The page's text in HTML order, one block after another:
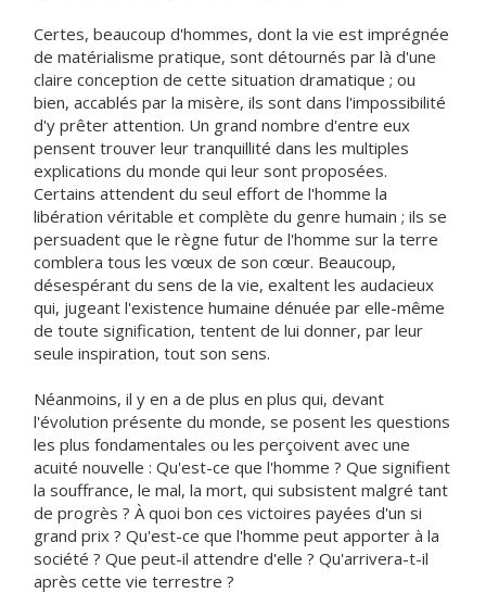
Certes, beaucoup d'hommes, dont la vie est imprégnée
de matérialisme pratique, sont détournés par là d'une
claire conception de cette situation dramatique ; ou
bien, accablés par la misère, ils sont dans l'impossibilité
d'y prêter attention. Un grand nombre d'entre eux
pensent trouver leur tranquillité dans les multiples
explications du monde qui leur sont proposées.
Certains attendent du seul effort de l'homme la
libération véritable et complète du genre humain ; ils se
persuadent que le règne futur de l'homme sur la terre
comblera tous les vœux de son cœur. Beaucoup,
désespérant du sens de la vie, exaltent les audacieux
qui, jugeant l'existence humaine dénuée par elle-même
de toute signification, tentent de lui donner, par leur
seule inspiration, tout son sens.
Néanmoins, il y en a de plus en plus qui, devant
l'évolution présente du monde, se posent les questions
les plus fondamentales ou les perçoivent avec une
acuité nouvelle : Qu'est-ce que l'homme ? Que signifient
la souffrance, le mal, la mort, qui subsistent malgré tant
de progrès ? À quoi bon ces victoires payées d'un si
grand prix ? Qu'est-ce que l'homme peut apporter à la
société ? Que peut-il attendre d'elle ? Qu'arrivera-t-il
après cette vie terrestre ?